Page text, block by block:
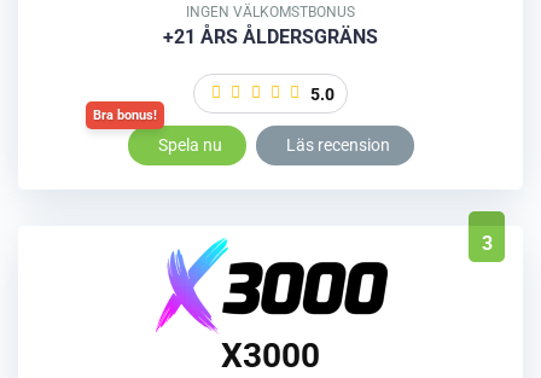
INGEN VÄLKOMSTBONUS
+21 ÅRS ÅLDERSGRÄNS
5.0
Spela nu Läs recension
3
X3000